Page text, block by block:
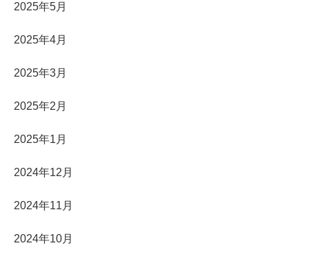
2025年5月
2025年4月
2025年3月
2025年2月
2025年1月
2024年12月
2024年11月
2024年10月